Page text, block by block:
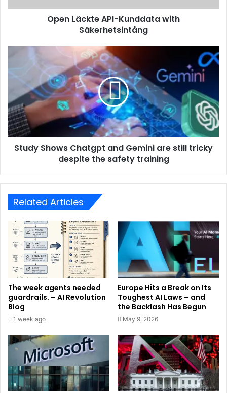
Open Läckte API-Kunddata with
Säkerhetsintång
Study Shows Chatgpt and Gemini are still tricky
despite the safety training
Related Articles
The week agents needed
guardrails. – AI Revolution
Blog
1 week ago
Europe Hits a Break on Its
Toughest AI Laws – and
the Backlash Has Begun
May 9, 2026